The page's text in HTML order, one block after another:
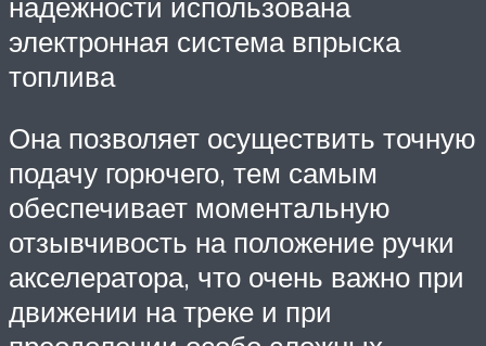
электронная система впрыска
топлива
Она позволяет осуществить точную
подачу горючего, тем самым
обеспечивает моментальную
отзывчивость на положение ручки
акселератора, что очень важно при
движении на треке и при